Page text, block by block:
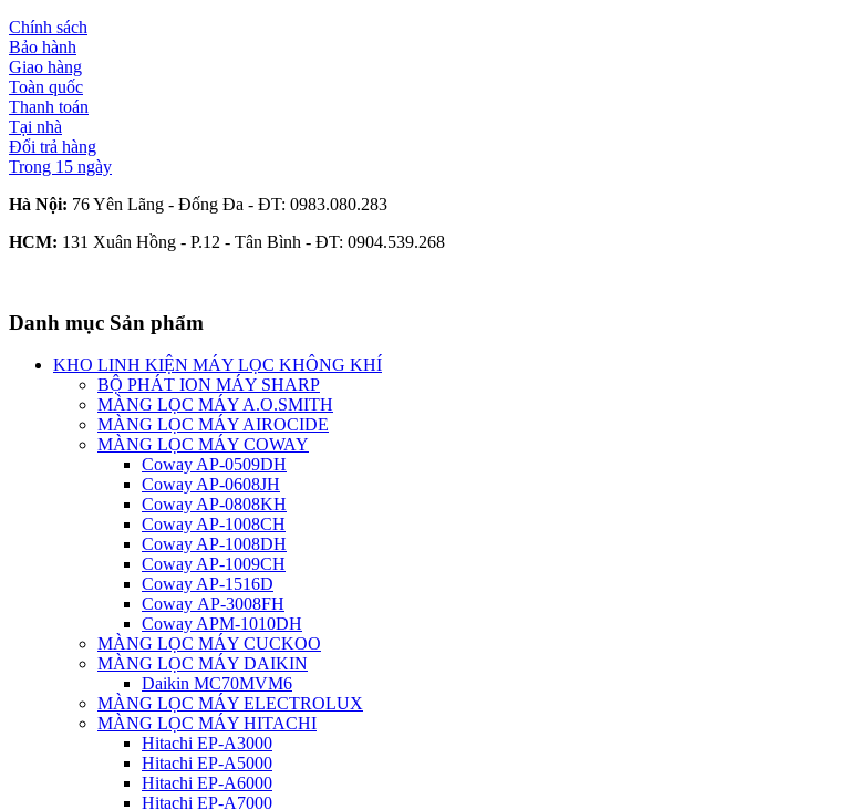
Chính sách
Bảo hành
Giao hàng
Toàn quốc
Thanh toán
Tại nhà
Đổi trả hàng
Trong 15 ngày
Hà Nội: 76 Yên Lãng - Đống Đa - ĐT: 0983.080.283
HCM: 131 Xuân Hồng - P.12 - Tân Bình - ĐT: 0904.539.268
Danh mục Sản phẩm
KHO LINH KIỆN MÁY LỌC KHÔNG KHÍ
BỘ PHÁT ION MÁY SHARP
MÀNG LỌC MÁY A.O.SMITH
MÀNG LỌC MÁY AIROCIDE
MÀNG LỌC MÁY COWAY
Coway AP-0509DH
Coway AP-0608JH
Coway AP-0808KH
Coway AP-1008CH
Coway AP-1008DH
Coway AP-1009CH
Coway AP-1516D
Coway AP-3008FH
Coway APM-1010DH
MÀNG LỌC MÁY CUCKOO
MÀNG LỌC MÁY DAIKIN
Daikin MC70MVM6
MÀNG LỌC MÁY ELECTROLUX
MÀNG LỌC MÁY HITACHI
Hitachi EP-A3000
Hitachi EP-A5000
Hitachi EP-A6000
Hitachi EP-A7000